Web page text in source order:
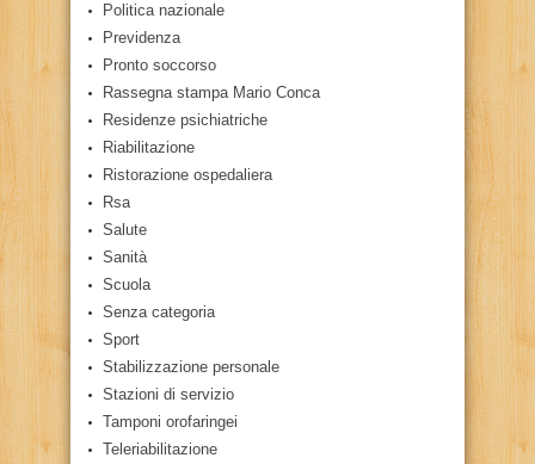
Politica nazionale
Previdenza
Pronto soccorso
Rassegna stampa Mario Conca
Residenze psichiatriche
Riabilitazione
Ristorazione ospedaliera
Rsa
Salute
Sanità
Scuola
Senza categoria
Sport
Stabilizzazione personale
Stazioni di servizio
Tamponi orofaringei
Teleriabilitazione